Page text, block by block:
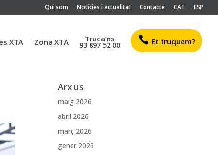
Qui som Notícies i actualitat Contacte CAT ESP
XTA Zona XTA Truca’ns
93 897 52 00
 Et truquem?
Arxius
maig 2026
abril 2026
març 2026
gener 2026